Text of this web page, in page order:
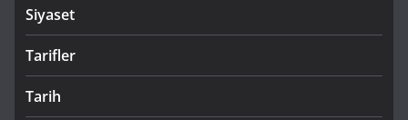
Siyaset
Tarifler
Tarih